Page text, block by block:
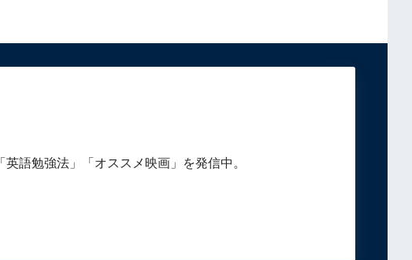
「英語勉強法」「オススメ映画」を発信中。